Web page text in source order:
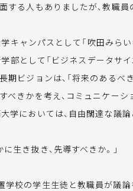
面する人もありましたが、教
キャンパスとして「吹田みら
部として「ビジネスデータサ
ビジョンは、「将来のあるべ
すべきかを考え、コミュニケー
大学においては、自由闊達な議
生き抜き、先導すべきか。」
学校の学生生徒と教職員が議